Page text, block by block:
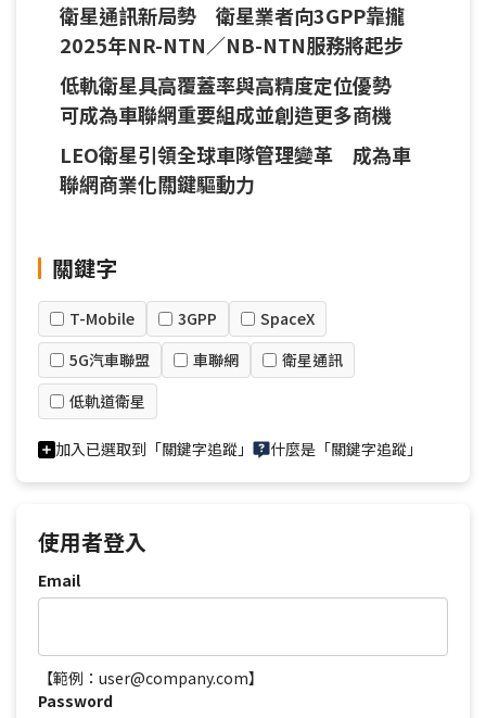
衛星通訊新局勢 衛星業者向3GPP靠攏
2025年NR-NTN／NB-NTN服務將起步
低軌衛星具高覆蓋率與高精度定位優勢
可成為車聯網重要組成並創造更多商機
LEO衛星引領全球車隊管理變革 成為車
聯網商業化關鍵驅動力
關鍵字
T-Mobile 3GPP
SpaceX
5G汽車聯盟
車聯網
衛星通訊
低軌道衛星
加入已選取到「關鍵字追蹤」 什麼是「關鍵字追蹤」
使用者登入
Email
【範例：user@company.com】
Password